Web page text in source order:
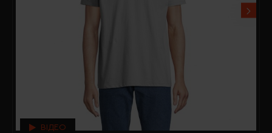
ВІДЕО